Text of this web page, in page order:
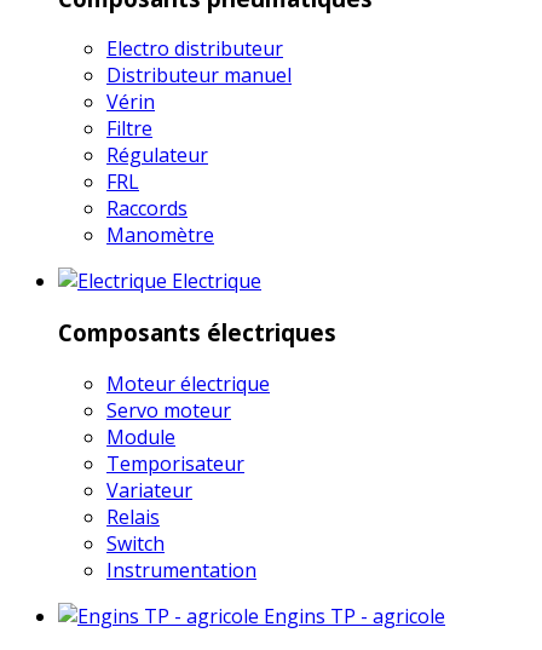
Electro distributeur
Distributeur manuel
Vérin
Filtre
Régulateur
FRL
Raccords
Manomètre
Electrique
Composants électriques
Moteur électrique
Servo moteur
Module
Temporisateur
Variateur
Relais
Switch
Instrumentation
Engins TP - agricole